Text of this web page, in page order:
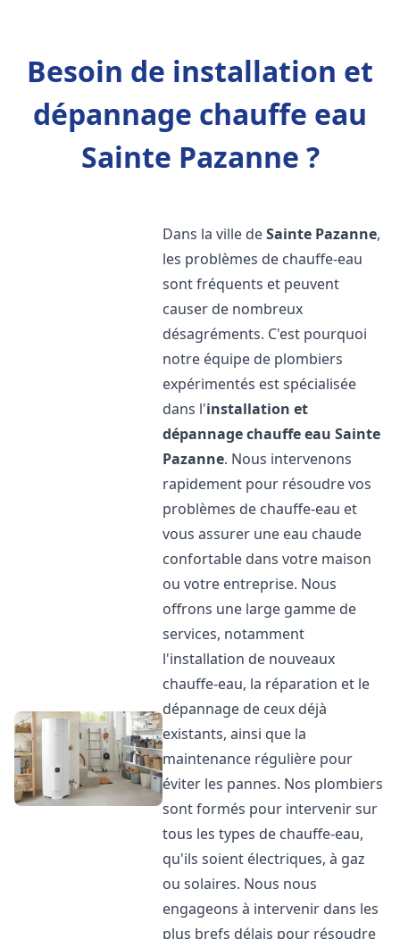
Besoin de installation et
dépannage chauffe eau
Sainte Pazanne ?
Dans la ville deSainte Pazanne,
les problèmes de chauffe-eau
sont fréquents et peuvent
causer de nombreux
désagréments. C'est pourquoi
notre équipe de plombiers
expérimentés est spécialisée
dans l'installation et
dépannage chauffe eau Sainte
Pazanne. Nous intervenons
rapidement pour résoudre vos
problèmes de chauffe-eau et
vous assurer une eau chaude
confortable dans votre maison
ou votre entreprise. Nous
offrons une large gamme de
services, notamment
l'installation de nouveaux
chauffe-eau, la réparation et le
dépannage de ceux déjà
existants, ainsi que la
maintenance régulière pour
éviter les pannes. Nos plombiers
sont formés pour intervenir sur
tous les types de chauffe-eau,
qu'ils soient électriques, à gaz
ou solaires. Nous nous
engageons à intervenir dans les
plus brefs délais pour résoudre